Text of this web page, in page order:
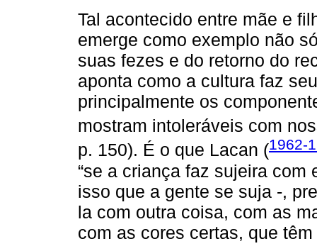
Tal acontecido entre mãe e
emerge como exemplo não
suas fezes e do retorno do
aponta como a cultura faz
principalmente os
mostram intoleráveis com
p. 150). É o que Lacan (1962-
“se a criança faz sujeira
isso que a gente se suja -,
la com outra coisa, com as
com as cores certas, que